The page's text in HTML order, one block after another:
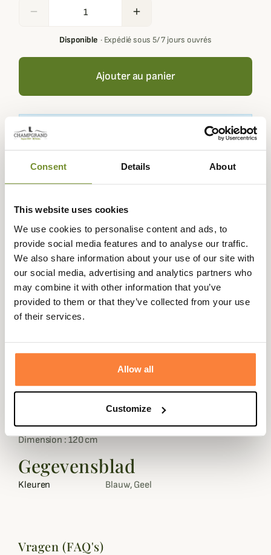
Consent Details About
This website uses cookies
We use cookies to personalise content and ads, to
provide social media features and to analyse our traffic.
We also share information about your use of our site with
our social media, advertising and analytics partners who
may combine it with other information that you’ve
provided to them or that they’ve collected from your use
of their services.
Allow all
Customize
remove add
Disponible· Expédié sous 5/ 7 jours ouvrés
Ajouter au panier
Your basket must contain at least € 100,00 of products in
order to get loyalty rewards.
90 jours
euros
Beschrijving
La laisse Alexandre Mareuil est conceptionée en cuir à
tannage végétal qui ne déteint pas sur le poil d'un chien.
Les matériaux utilisés par le célèbre maroquinier
Dimension : 120 cm
Gegevensblad
Kleuren Blauw, Geel
Vragen (FAQ's)